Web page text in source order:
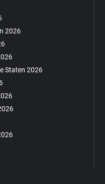
2026
Staten 2026